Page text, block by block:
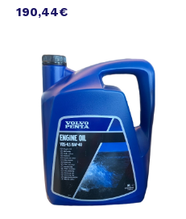
190,44€